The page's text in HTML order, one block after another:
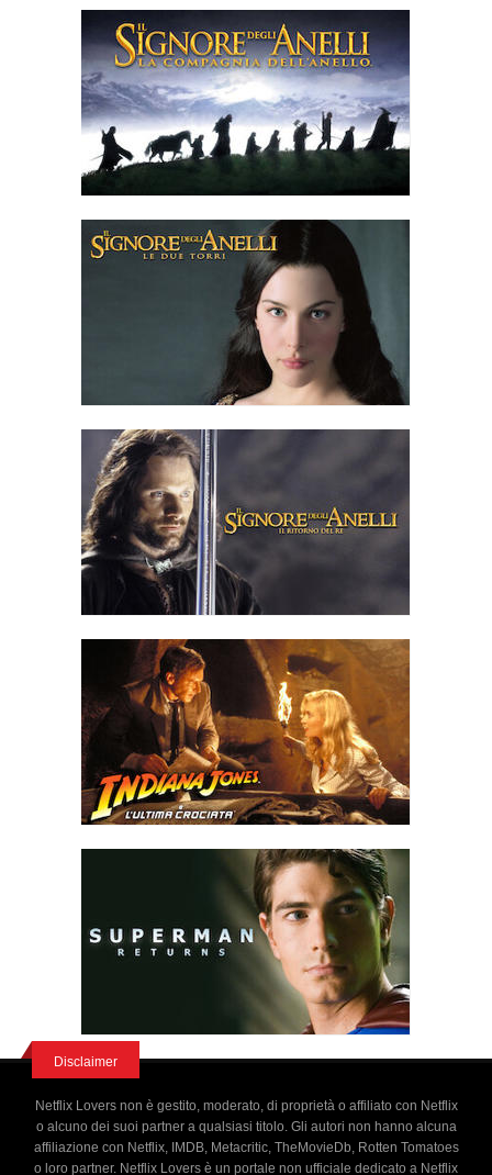
Disclaimer
Netflix Lovers non è gestito, moderato, di proprietà o affiliato con Netflix
o alcuno dei suoi partner a qualsiasi titolo. Gli autori non hanno alcuna
affiliazione con Netflix, IMDB, Metacritic, TheMovieDb, Rotten Tomatoes
o loro partner. Netflix Lovers è un portale non ufficiale dedicato a Netflix